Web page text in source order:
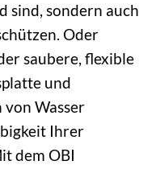
sind, sondern auch
Oder
saubere, flexible
und
von Wasser
Ihrer
dem OBI